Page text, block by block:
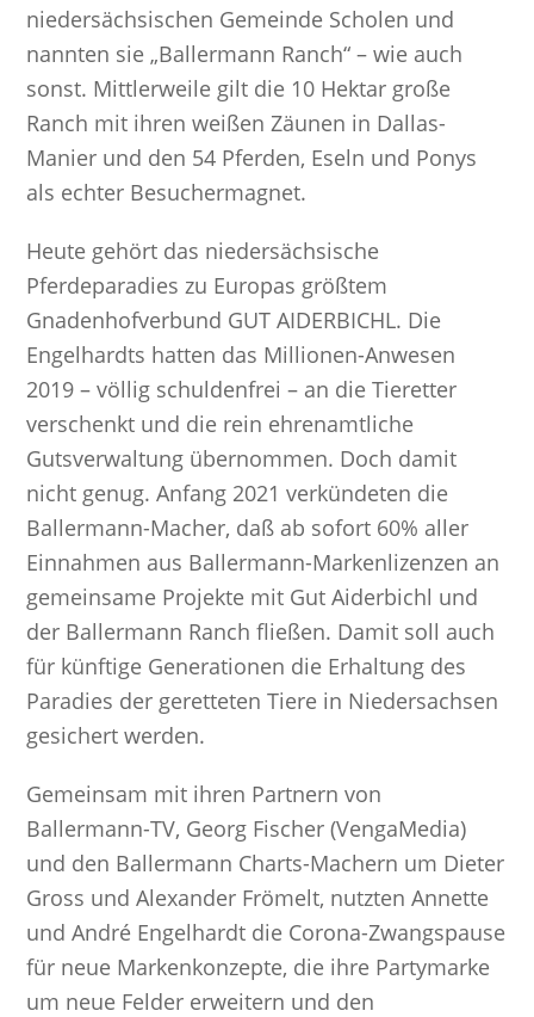
niedersächsischen Gemeinde Scholen und
nannten sie „Ballermann Ranch“ – wie auch
sonst. Mittlerweile gilt die 10 Hektar große
Ranch mit ihren weißen Zäunen in Dallas-
Manier und den 54 Pferden, Eseln und Ponys
als echter Besuchermagnet.
Heute gehört das niedersächsische
Pferdeparadies zu Europas größtem
Gnadenhofverbund GUT AIDERBICHL. Die
Engelhardts hatten das Millionen-Anwesen
2019 – völlig schuldenfrei – an die Tieretter
verschenkt und die rein ehrenamtliche
Gutsverwaltung übernommen. Doch damit
nicht genug. Anfang 2021 verkündeten die
Ballermann-Macher, daß ab sofort 60% aller
Einnahmen aus Ballermann-Markenlizenzen an
gemeinsame Projekte mit Gut Aiderbichl und
der Ballermann Ranch fließen. Damit soll auch
für künftige Generationen die Erhaltung des
Paradies der geretteten Tiere in Niedersachsen
gesichert werden.
Gemeinsam mit ihren Partnern von
Ballermann-TV, Georg Fischer (VengaMedia)
und den Ballermann Charts-Machern um Dieter
Gross und Alexander Frömelt, nutzten Annette
und André Engelhardt die Corona-Zwangspause
für neue Markenkonzepte, die ihre Partymarke
um neue Felder erweitern und den